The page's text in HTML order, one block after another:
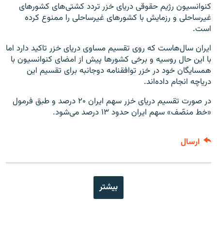
کنوانسیون رژیم حقوقی دریای خزر تردد کشتی‌های کشورهای
غیرساحلی و رزمایش با کشورهای غیرساحلی را ممنوع کرده
است.
ایران سال‌هاست که روی تقسیم مساوی دریای خزر تاکید دارد اما
با این حال روسیه و برخی کشورها پیش از امضای کنوانسیون با
همسایگان خود در خزر توافقنامه دوجانبه برای تقسیم این
دریاچه انجام داده‌اند.
در صورت تقسیم دریای خزر سهم ایران ۲۰ درصد و طبق فرمول
«خط منصّف» سهم ایران حدود ۱۳ درصد می‌شود.
ارسال
بیشتر